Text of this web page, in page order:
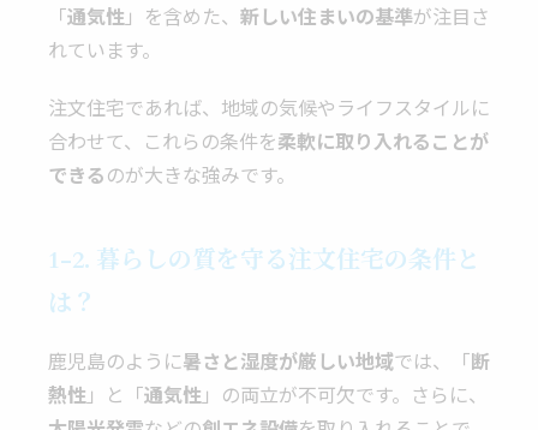
「通気性」を含めた、 新しい住まいの基準が注目さ
れています。
注文住宅であれば、地域の気候やライフスタイルに
合わせて、これらの条件を柔軟に取り入れることが
できるのが大きな強みです。
1-2. 暮らしの質を守る注文住宅の条件と
は？
鹿児島のように暑さと湿度が厳しい地域では、「断
熱性」と「通気性」の両立が不可欠です。さらに、